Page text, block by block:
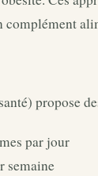
complément
propose
par jour
semaine